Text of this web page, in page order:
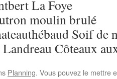
La Foye
moulin brulé
Soif de
Côteaux
Planning. Vous pouvez le mettre